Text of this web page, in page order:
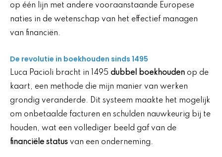
op één lijn met andere vooraanstaande Europese
naties in de wetenschap van het effectief managen
van financiën.
De revolutie in boekhouden sinds 1495
Luca Pacioli bracht in 1495 dubbel boekhouden op de
kaart, een methode die mijn manier van werken
grondig veranderde. Dit systeem maakte het mogelijk
om onbetaalde facturen en schulden nauwkeurig bij te
houden, wat een vollediger beeld gaf van de
financiële status van een onderneming.